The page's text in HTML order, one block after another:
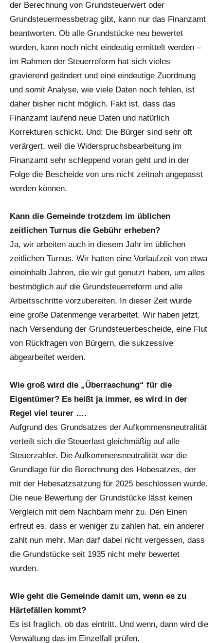
der Berechnung von Grundsteuerwert oder
Grundsteuermessbetrag gibt, kann nur das Finanzamt
beantworten. Ob alle Grundstücke neu bewertet
wurden, kann noch nicht eindeutig ermittelt werden –
im Rahmen der Steuerreform hat sich vieles
gravierend geändert und eine eindeutige Zuordnung
und somit Analyse, wie viele Daten noch fehlen, ist
daher bisher nicht möglich. Fakt ist, dass das
Finanzamt laufend neue Daten und natürlich
Korrekturen schickt. Und: Die Bürger sind sehr oft
verärgert, weil die Widerspruchsbearbeitung im
Finanzamt sehr schleppend voran geht und in der
Folge die Bescheide von uns nicht zeitnah angepasst
werden können.
Kann die Gemeinde trotzdem im üblichen
zeitlichen Turnus die Gebühr erheben?
Ja, wir arbeiten auch in diesem Jahr im üblichen
zeitlichen Turnus. Wir hatten eine Vorlaufzeit von etwa
eineinhalb Jahren, die wir gut genutzt haben, um alles
bestmöglich auf die Grundsteuerreform und alle
Arbeitsschritte vorzubereiten. In dieser Zeit wurde
eine große Datenmenge verarbeitet. Wir haben jetzt,
nach Versendung der Grundsteuerbescheide, eine Flut
von Rückfragen von Bürgern, die sukzessive
abgearbeitet werden.
Wie groß wird die „Überraschung“ für die
Eigentümer? Es heißt ja immer, es wird in der
Regel viel teurer ….
Aufgrund des Grundsatzes der Aufkommensneutralität
verteilt sich die Steuerlast gleichmäßig auf alle
Steuerzahler. Die Aufkommensneutralität war die
Grundlage für die Berechnung des Hebesatzes, der
mit der Hebesatzsatzung für 2025 beschlossen wurde.
Die neue Bewertung der Grundstücke lässt keinen
Vergleich mit dem Nachbarn mehr zu. Den Einen
erfreut es, dass er weniger zu zahlen hat, ein anderer
zahlt nun mehr. Man darf dabei nicht vergessen, dass
die Grundstücke seit 1935 nicht mehr bewertet
wurden.
Wie geht die Gemeinde damit um, wenn es zu
Härtefällen kommt?
Es ist fraglich, ob das eintritt. Und wenn, dann wird die
Verwaltung das im Einzelfall prüfen.